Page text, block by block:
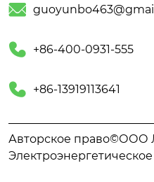

 +86-400-0931-555
 +86-13919113641
Авторское право©ООО